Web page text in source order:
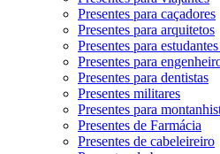
Presentes para caçadores
Presentes para arquitetos
Presentes para
Presentes para
Presentes para dentistas
Presentes militares
Presentes para
Presentes de Farmácia
Presentes de cabeleireiro